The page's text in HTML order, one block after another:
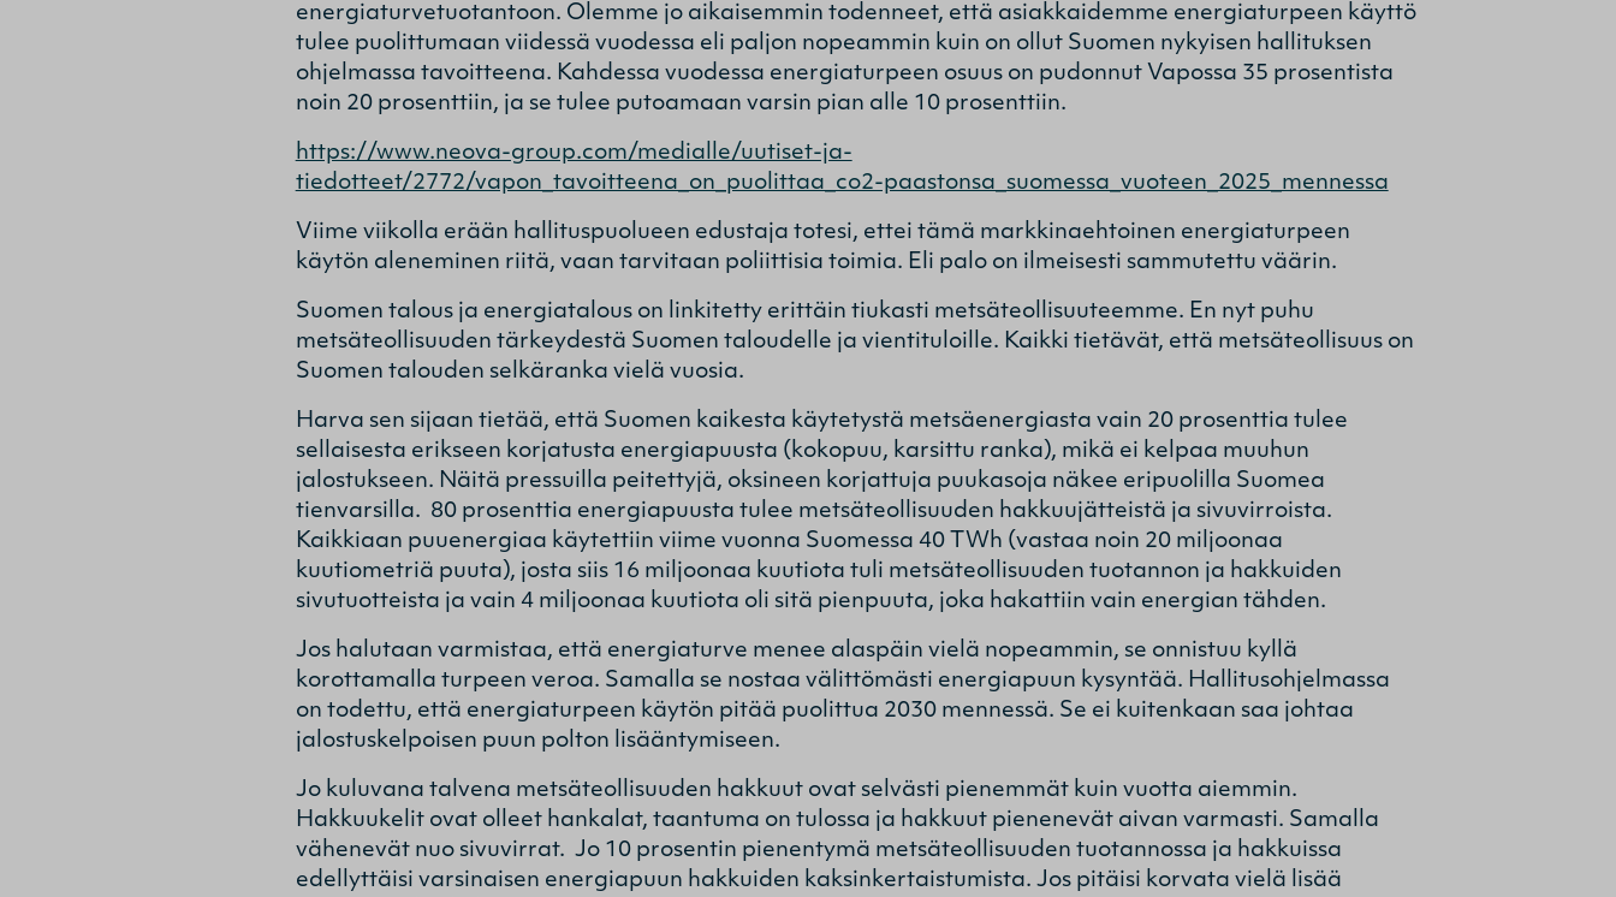
energiaturvetuotantoon. Olemme jo aikaisemmin todenneet, että asiakkaidemme energiaturpeen käyttö
tulee puolittumaan viidessä vuodessa eli paljon nopeammin kuin on ollut Suomen nykyisen hallituksen
ohjelmassa tavoitteena. Kahdessa vuodessa energiaturpeen osuus on pudonnut Vapossa 35 prosentista
noin 20 prosenttiin, ja se tulee putoamaan varsin pian alle 10 prosenttiin.
https://www.neova-group.com/medialle/uutiset-ja-
tiedotteet/2772/vapon_tavoitteena_on_puolittaa_co2-paastonsa_suomessa_vuoteen_2025_mennessa
Viime viikolla erään hallituspuolueen edustaja totesi, ettei tämä markkinaehtoinen energiaturpeen
käytön aleneminen riitä, vaan tarvitaan poliittisia toimia. Eli palo on ilmeisesti sammutettu väärin.
Suomen talous ja energiatalous on linkitetty erittäin tiukasti metsäteollisuuteemme. En nyt puhu
metsäteollisuuden tärkeydestä Suomen taloudelle ja vientituloille. Kaikki tietävät, että metsäteollisuus on
Suomen talouden selkäranka vielä vuosia.
Harva sen sijaan tietää, että Suomen kaikesta käytetystä metsäenergiasta vain 20 prosenttia tulee
sellaisesta erikseen korjatusta energiapuusta (kokopuu, karsittu ranka), mikä ei kelpaa muuhun
jalostukseen. Näitä pressuilla peitettyjä, oksineen korjattuja puukasoja näkee eripuolilla Suomea
tienvarsilla. 80 prosenttia energiapuusta tulee metsäteollisuuden hakkuujätteistä ja sivuvirroista.
Kaikkiaan puuenergiaa käytettiin viime vuonna Suomessa 40 TWh (vastaa noin 20 miljoonaa
kuutiometriä puuta), josta siis 16 miljoonaa kuutiota tuli metsäteollisuuden tuotannon ja hakkuiden
sivutuotteista ja vain 4 miljoonaa kuutiota oli sitä pienpuuta, joka hakattiin vain energian tähden.
Jos halutaan varmistaa, että energiaturve menee alaspäin vielä nopeammin, se onnistuu kyllä
korottamalla turpeen veroa. Samalla se nostaa välittömästi energiapuun kysyntää. Hallitusohjelmassa
on todettu, että energiaturpeen käytön pitää puolittua 2030 mennessä. Se ei kuitenkaan saa johtaa
jalostuskelpoisen puun polton lisääntymiseen.
Jo kuluvana talvena metsäteollisuuden hakkuut ovat selvästi pienemmät kuin vuotta aiemmin.
Hakkuukelit ovat olleet hankalat, taantuma on tulossa ja hakkuut pienenevät aivan varmasti. Samalla
vähenevät nuo sivuvirrat. Jo 10 prosentin pienentymä metsäteollisuuden tuotannossa ja hakkuissa
edellyttäisi varsinaisen energiapuun hakkuiden kaksinkertaistumista. Jos pitäisi korvata vielä lisää